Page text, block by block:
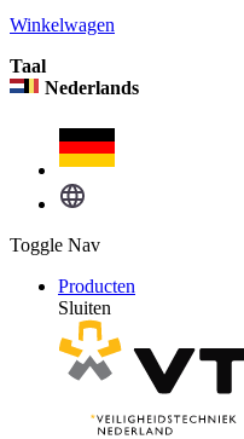
Winkelwagen
Taal
Nederlands
Toggle Nav
Producten
Sluiten